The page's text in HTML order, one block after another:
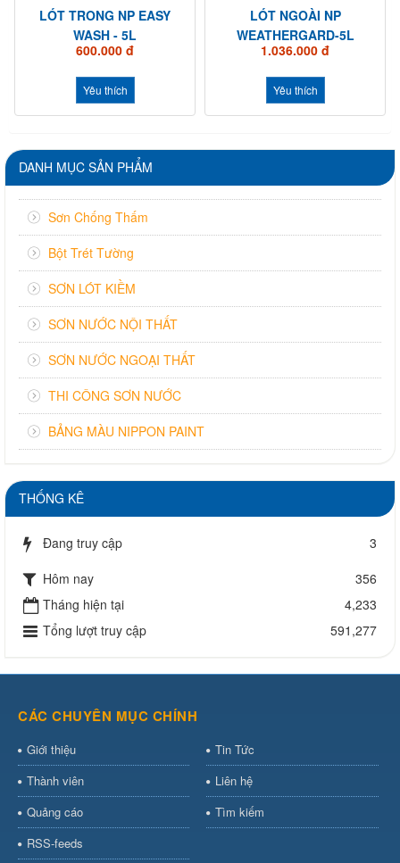
LÓT TRONG NP EASY
WASH - 5L
600.000 đ
Yêu thích
LÓT NGOÀI NP
WEATHERGARD-5L
1.036.000 đ
Yêu thích
DANH MỤC SẢN PHẨM
Sơn Chống Thấm
Bột Trét Tường
SƠN LÓT KIỀM
SƠN NƯỚC NỘI THẤT
SƠN NƯỚC NGOẠI THẤT
THI CÔNG SƠN NƯỚC
BẢNG MÀU NIPPON PAINT
THỐNG KÊ
Đang truy cập
3
Hôm nay
356
Tháng hiện tại
4,233
Tổng lượt truy cập
591,277
CÁC CHUYÊN MỤC CHÍNH
Giới thiệu
Tin Tức
Thành viên
Liên hệ
Quảng cáo
Tìm kiếm
RSS-feeds